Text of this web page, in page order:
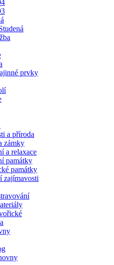
prvky
a příroda
zámky
a relaxace
památky
památky
zajímavosti